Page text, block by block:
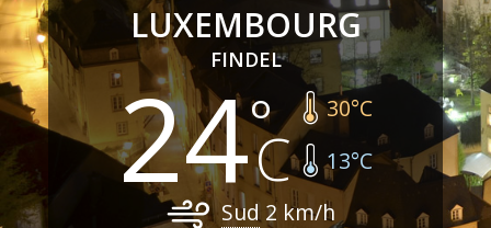
LUXEMBOURG
FINDEL
24 30°C
13°C
Sud 2 km/h